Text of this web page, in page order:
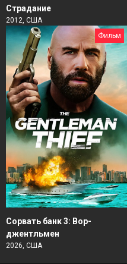
Страдание
2012, США
Фильм
Сорвать банк 3: Вор-
джентльмен
2026, США